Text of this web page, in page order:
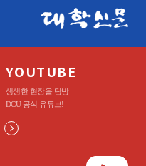
YOUTUBE
생생한 현장을 탐방
DCU 공식 유튜브!